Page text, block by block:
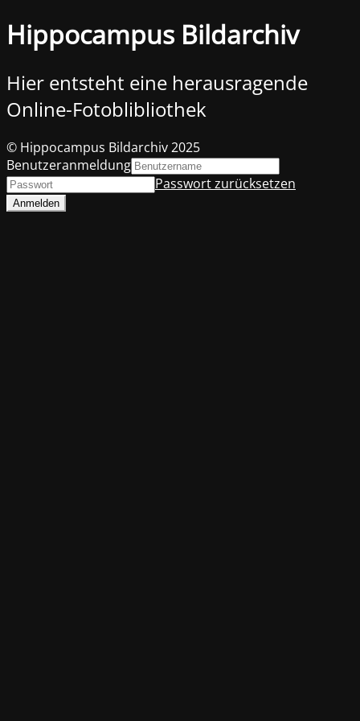
Hippocampus Bildarchiv
Hier entsteht eine herausragende
Online-Fotoblibliothek
© Hippocampus Bildarchiv 2025
Benutzeranmeldung
Passwort zurücksetzen